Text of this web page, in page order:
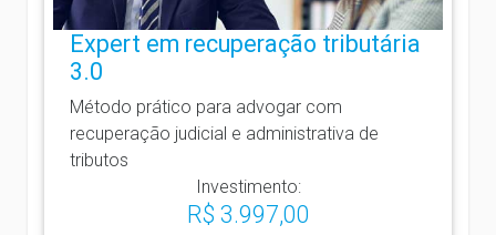
Expert em recuperação tributária
3.0
Método prático para advogar com
recuperação judicial e administrativa de
tributos
Investimento:
R$ 3.997,00